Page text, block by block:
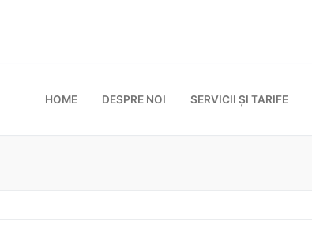
HOME DESPRE NOI SERVICII ȘI TARIFE